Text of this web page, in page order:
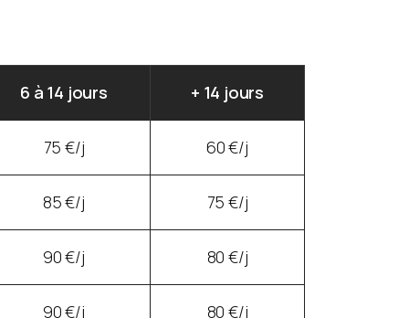
6 à 14 jours + 14 jours
75 €/j 60 €/j
85 €/j 75 €/j
90 €/j 80 €/j
90 €/j 80 €/j